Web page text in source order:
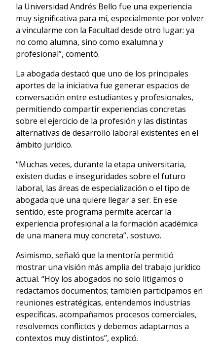
la Universidad Andrés Bello fue una experiencia
muy significativa para mí, especialmente por volver
a vincularme con la Facultad desde otro lugar: ya
no como alumna, sino como exalumna y
profesional”, comentó.
La abogada destacó que uno de los principales
aportes de la iniciativa fue generar espacios de
conversación entre estudiantes y profesionales,
permitiendo compartir experiencias concretas
sobre el ejercicio de la profesión y las distintas
alternativas de desarrollo laboral existentes en el
ámbito jurídico.
“Muchas veces, durante la etapa universitaria,
existen dudas e inseguridades sobre el futuro
laboral, las áreas de especialización o el tipo de
abogada que una quiere llegar a ser. En ese
sentido, este programa permite acercar la
experiencia profesional a la formación académica
de una manera muy concreta”, sostuvo.
Asimismo, señaló que la mentoría permitió
mostrar una visión más amplia del trabajo jurídico
actual. “Hoy los abogados no solo litigamos o
redactamos documentos; también participamos en
reuniones estratégicas, entendemos industrias
específicas, acompañamos procesos comerciales,
resolvemos conflictos y debemos adaptarnos a
contextos muy distintos”, explicó.